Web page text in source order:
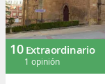
10 Extraordinario
1 opinión